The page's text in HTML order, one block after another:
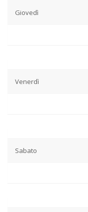
Giovedì
Venerdì
Sabato